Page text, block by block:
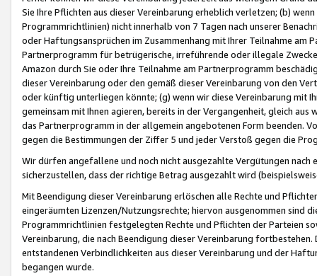
Sie Ihre Pflichten aus dieser Vereinbarung erheblich verletzen; (b)
Programmrichtlinien) nicht innerhalb von 7 Tagen nach unserer
oder Haftungsansprüchen im Zusammenhang mit Ihrer Teilnahme am
Partnerprogramm für betrügerische, irreführende oder illegale
Amazon durch Sie oder Ihre Teilnahme am Partnerprogramm
dieser Vereinbarung oder den gemäß dieser Vereinbarung von den
oder künftig unterliegen könnte; (g) wenn wir diese Vereinbarung mit
gemeinsam mit Ihnen agieren, bereits in der Vergangenheit, gleich
das Partnerprogramm in der allgemein angebotenen Form beenden.
gegen die Bestimmungen der Ziffer 5 und jeder Verstoß gegen die
Wir dürfen angefallene und noch nicht ausgezahlte Vergütungen
sicherzustellen, dass der richtige Betrag ausgezahlt wird
Mit Beendigung dieser Vereinbarung erlöschen alle Rechte und
eingeräumten Lizenzen/Nutzungsrechte; hiervon ausgenommen sind
Programmrichtlinien festgelegten Rechte und Pflichten der Parteien
Vereinbarung, die nach Beendigung dieser Vereinbarung
entstandenen Verbindlichkeiten aus dieser Vereinbarung und der
begangen wurde.